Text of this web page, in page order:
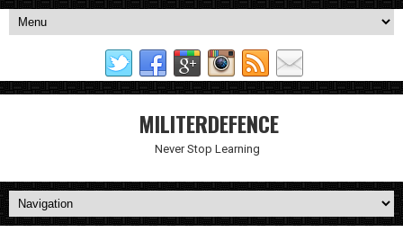
MILITERDEFENCE
Never Stop Learning